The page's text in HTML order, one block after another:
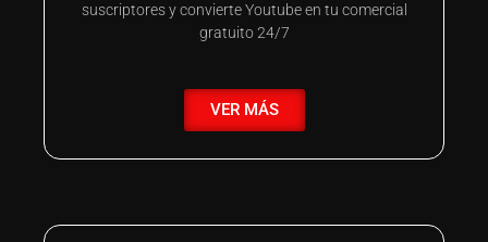
suscriptores y convierte Youtube en tu comercial
gratuito 24/7
VER MÁS